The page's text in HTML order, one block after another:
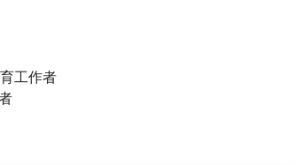
工作者